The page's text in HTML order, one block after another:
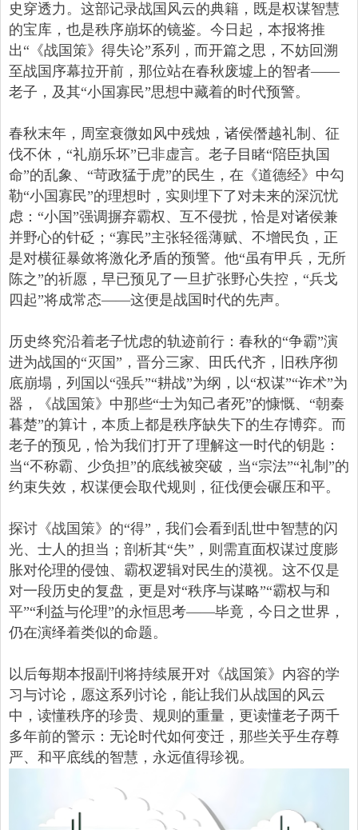
史穿透力。这部记录战国风云的典籍，既是权谋智慧
的宝库，也是秩序崩坏的镜鉴。今日起，本报将推
出“《战国策》得失论”系列，而开篇之思，不妨回溯
至战国序幕拉开前，那位站在春秋废墟上的智者——
老子，及其“小国寡民”思想中藏着的时代预警。
春秋末年，周室衰微如风中残烛，诸侯僭越礼制、征
伐不休，“礼崩乐坏”已非虚言。老子目睹“陪臣执国
命”的乱象、“苛政猛于虎”的民生，在《道德经》中勾
勒“小国寡民”的理想时，实则埋下了对未来的深沉忧
虑：“小国”强调摒弃霸权、互不侵扰，恰是对诸侯兼
并野心的针砭；“寡民”主张轻徭薄赋、不增民负，正
是对横征暴敛将激化矛盾的预警。他“虽有甲兵，无所
陈之”的祈愿，早已预见了一旦扩张野心失控，“兵戈
四起”将成常态——这便是战国时代的先声。
历史终究沿着老子忧虑的轨迹前行：春秋的“争霸”演
进为战国的“灭国”，晋分三家、田氏代齐，旧秩序彻
底崩塌，列国以“强兵”“耕战”为纲，以“权谋”“诈术”为
器，《战国策》中那些“士为知己者死”的慷慨、“朝秦
暮楚”的算计，本质上都是秩序缺失下的生存博弈。而
老子的预见，恰为我们打开了理解这一时代的钥匙：
当“不称霸、少负担”的底线被突破，当“宗法”“礼制”的
约束失效，权谋便会取代规则，征伐便会碾压和平。
探讨《战国策》的“得”，我们会看到乱世中智慧的闪
光、士人的担当；剖析其“失”，则需直面权谋过度膨
胀对伦理的侵蚀、霸权逻辑对民生的漠视。这不仅是
对一段历史的复盘，更是对“秩序与谋略”“霸权与和
平”“利益与伦理”的永恒思考——毕竟，今日之世界，
仍在演绎着类似的命题。
以后每期本报副刊将持续展开对《战国策》内容的学
习与讨论，愿这系列讨论，能让我们从战国的风云
中，读懂秩序的珍贵、规则的重量，更读懂老子两千
多年前的警示：无论时代如何变迁，那些关乎生存尊
严、和平底线的智慧，永远值得珍视。